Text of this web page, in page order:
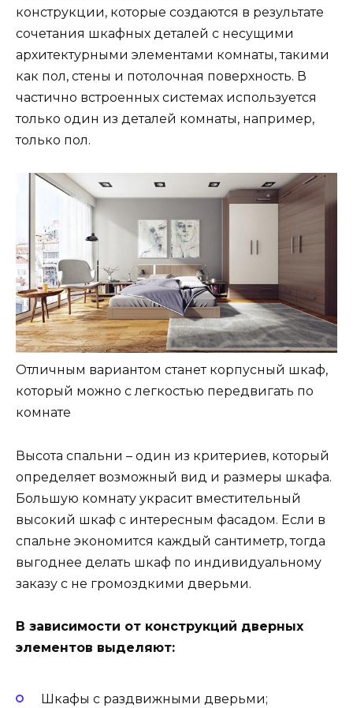
конструкции, которые создаются в результате
сочетания шкафных деталей с несущими
архитектурными элементами комнаты, такими
как пол, стены и потолочная поверхность. В
частично встроенных системах используется
только один из деталей комнаты, например,
только пол.
Отличным вариантом станет корпусный шкаф,
который можно с легкостью передвигать по
комнате
Высота спальни – один из критериев, который
определяет возможный вид и размеры шкафа.
Большую комнату украсит вместительный
высокий шкаф с интересным фасадом. Если в
спальне экономится каждый сантиметр, тогда
выгоднее делать шкаф по индивидуальному
заказу с не громоздкими дверьми.
В зависимости от конструкций дверных
элементов выделяют:
Шкафы с раздвижными дверьми;